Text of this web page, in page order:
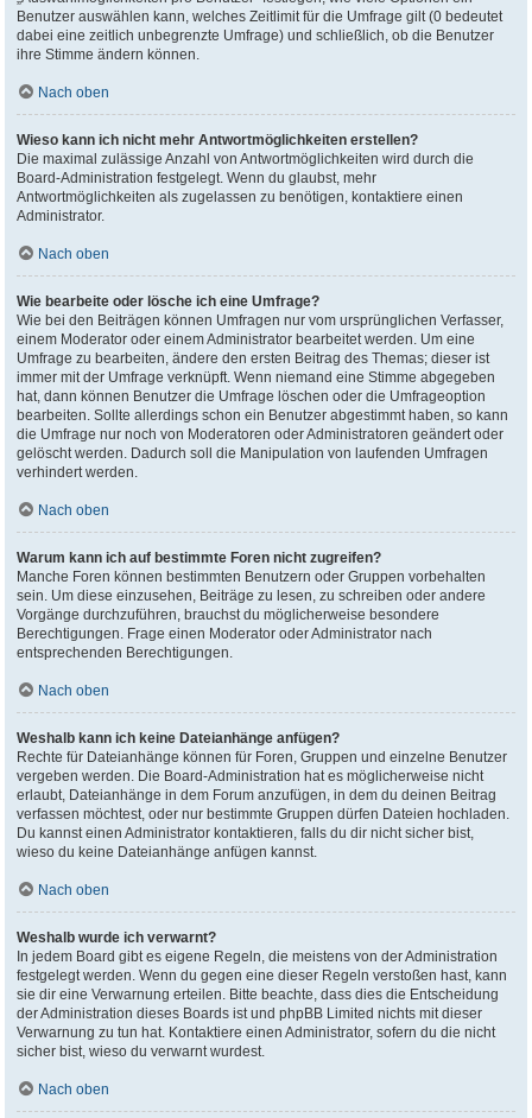
Benutzer auswählen kann, welches Zeitlimit für die Umfrage gilt (0 bedeutet
dabei eine zeitlich unbegrenzte Umfrage) und schließlich, ob die Benutzer
ihre Stimme ändern können.
Nach oben
Wieso kann ich nicht mehr Antwortmöglichkeiten erstellen?
Die maximal zulässige Anzahl von Antwortmöglichkeiten wird durch die
Board-Administration festgelegt. Wenn du glaubst, mehr
Antwortmöglichkeiten als zugelassen zu benötigen, kontaktiere einen
Administrator.
Nach oben
Wie bearbeite oder lösche ich eine Umfrage?
Wie bei den Beiträgen können Umfragen nur vom ursprünglichen Verfasser,
einem Moderator oder einem Administrator bearbeitet werden. Um eine
Umfrage zu bearbeiten, ändere den ersten Beitrag des Themas; dieser ist
immer mit der Umfrage verknüpft. Wenn niemand eine Stimme abgegeben
hat, dann können Benutzer die Umfrage löschen oder die Umfrageoption
bearbeiten. Sollte allerdings schon ein Benutzer abgestimmt haben, so kann
die Umfrage nur noch von Moderatoren oder Administratoren geändert oder
gelöscht werden. Dadurch soll die Manipulation von laufenden Umfragen
verhindert werden.
Nach oben
Warum kann ich auf bestimmte Foren nicht zugreifen?
Manche Foren können bestimmten Benutzern oder Gruppen vorbehalten
sein. Um diese einzusehen, Beiträge zu lesen, zu schreiben oder andere
Vorgänge durchzuführen, brauchst du möglicherweise besondere
Berechtigungen. Frage einen Moderator oder Administrator nach
entsprechenden Berechtigungen.
Nach oben
Weshalb kann ich keine Dateianhänge anfügen?
Rechte für Dateianhänge können für Foren, Gruppen und einzelne Benutzer
vergeben werden. Die Board-Administration hat es möglicherweise nicht
erlaubt, Dateianhänge in dem Forum anzufügen, in dem du deinen Beitrag
verfassen möchtest, oder nur bestimmte Gruppen dürfen Dateien hochladen.
Du kannst einen Administrator kontaktieren, falls du dir nicht sicher bist,
wieso du keine Dateianhänge anfügen kannst.
Nach oben
Weshalb wurde ich verwarnt?
In jedem Board gibt es eigene Regeln, die meistens von der Administration
festgelegt werden. Wenn du gegen eine dieser Regeln verstoßen hast, kann
sie dir eine Verwarnung erteilen. Bitte beachte, dass dies die Entscheidung
der Administration dieses Boards ist und phpBB Limited nichts mit dieser
Verwarnung zu tun hat. Kontaktiere einen Administrator, sofern du die nicht
sicher bist, wieso du verwarnt wurdest.
Nach oben